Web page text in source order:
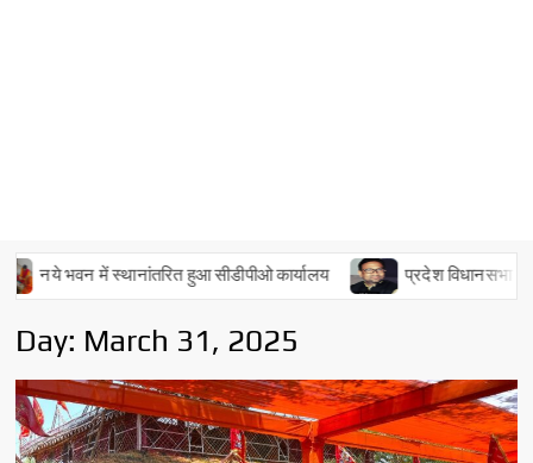
भवन में स्थानांतरित हुआ सीडीपीओ कार्यालय प्रदेश विधानसभा में बसपा
Day: March 31, 2025